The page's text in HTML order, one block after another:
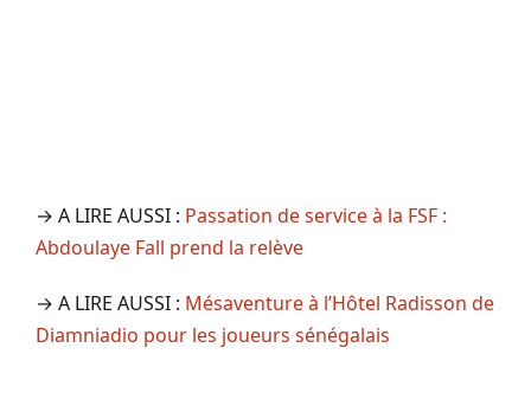
→ A LIRE AUSSI : Passation de service à la FSF :
Abdoulaye Fall prend la relève
→ A LIRE AUSSI : Mésaventure à l’Hôtel Radisson de
Diamniadio pour les joueurs sénégalais